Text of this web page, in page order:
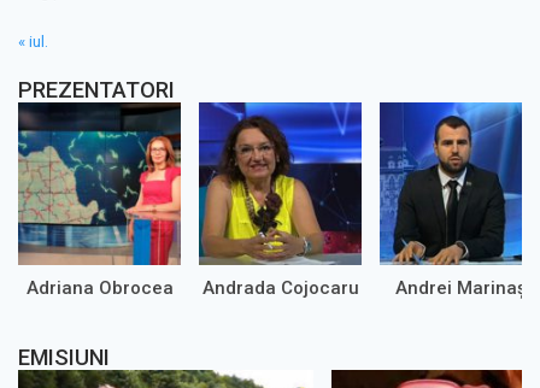
« iul.
PREZENTATORI
Adriana Obrocea Andrada Cojocaru Andrei Marinaș
EMISIUNI